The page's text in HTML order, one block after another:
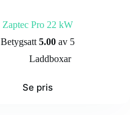
Zaptec Pro 22 kW
Betygsatt5.00 av 5
Laddboxar
Se pris